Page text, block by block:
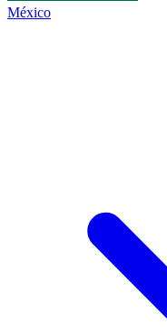
México